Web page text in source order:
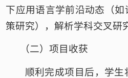
下应用语言学前沿动态（
策研究），解析学科交叉研
（二）项目收获
顺利完成项目后，学